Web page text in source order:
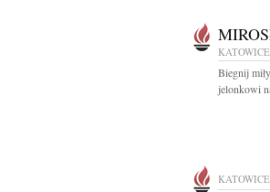
KATOWICE
Biegnij
jelonkowi
KATOWICE